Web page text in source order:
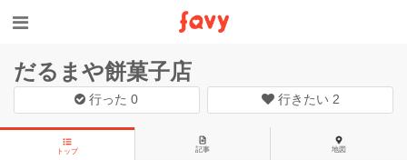
だるまや餅菓子店
行った0 行きたい 2
トップ 記事 地図